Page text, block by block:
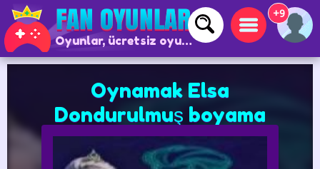
Oyunlar, ücretsiz oyunlar ve çevrimiçi oyunlar
+9
Oynamak Elsa
Dondurulmuş boyama